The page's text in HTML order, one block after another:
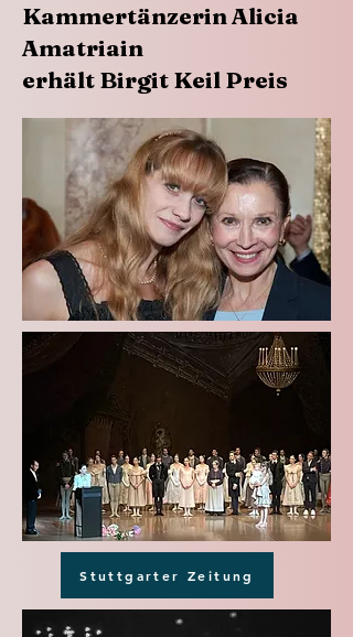
Kammertänzerin Alicia
Amatriain
erhält Birgit Keil Preis
Stuttgarter Zeitung